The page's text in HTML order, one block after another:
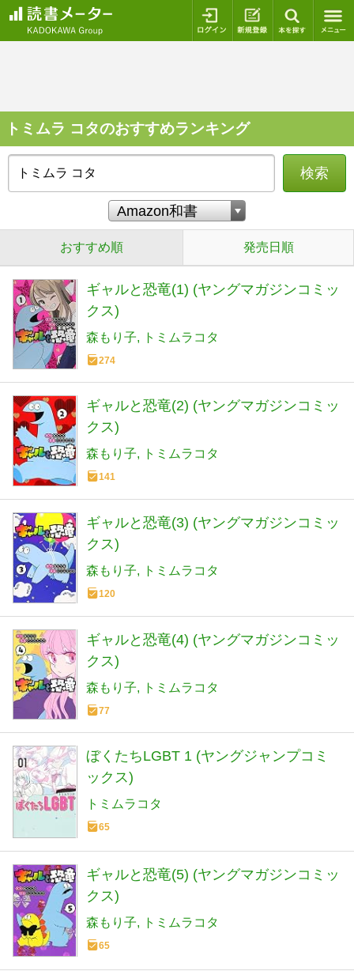
ログイン 新規登録
トミムラ コタのおすすめランキング
検索
おすすめ順 発売日順
ギャルと恐竜(1) (ヤングマガジンコミッ
クス)
森もり子 トミムラコタ
274
ギャルと恐竜(2) (ヤングマガジンコミッ
クス)
森もり子 トミムラコタ
141
ギャルと恐竜(3) (ヤングマガジンコミッ
クス)
森もり子 トミムラコタ
120
ギャルと恐竜(4) (ヤングマガジンコミッ
クス)
森もり子 トミムラコタ
77
ぼくたちLGBT 1 (ヤングジャンプコミ
ックス)
トミムラコタ
65
ギャルと恐竜(5) (ヤングマガジンコミッ
クス)
森もり子 トミムラコタ
65